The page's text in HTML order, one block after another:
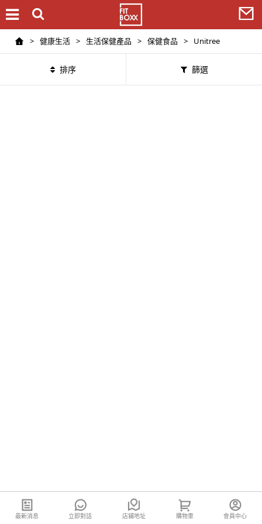
> 健康生活 > 生活保健產品 > 保健食品 > Unitree
排序 篩選
最新消息 立即對話 店鋪地址 購物車 會員中心